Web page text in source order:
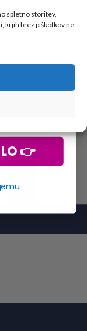
spletno storitev,
ki jih brez piškotkov ne
👉